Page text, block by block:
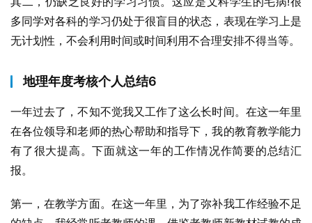
多同学对各科的学习仍处于很盲目的状态，表现在学习上是
无计划性，不会利用时间或时间利用不合理安排不得当等。
地理年度考核个人总结6
一年过去了，不知不觉我又工作了这么长时间。在这一年里
在各位领导和老师的热心帮助和指导下，我的教育教学能力
有了很大提高。下面就这一年的工作情况作简要的总结汇
报。
第一，在教学方面。在这一年里，为了弥补我工作经验不足